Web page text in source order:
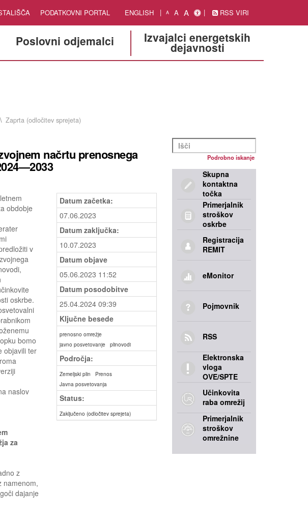
PODATKOVNI PORTAL ENGLISH A A A RSS VIRI
Poslovni odjemalci Izvajalci energetskih
dejavnosti
Zaprta (odločitev sprejeta)
načrtu prenosnega
obdobje
v
oskrbe.
bomo
objavili ter
naslov
za
z
namenom,
dajanje
Datum začetka:
07.06.2023
Datum zaključka:
10.07.2023
Datum objave
05.06.2023 11:52
Datum posodobitve
25.04.2024 09:39
Ključne besede
prenosno omrežje
javno posvetovanje
plinovodi
Področja:
Zemeljski plin
Prenos
Javna posvetovanja
Status:
Zaključeno (odločitev sprejeta)
Podrobno iskanje
Skupna
kontaktna
točka
Primerjalnik
stroškov
oskrbe
Registracija
REMIT
eMonitor
Pojmovnik
RSS
Elektronska
vloga
OVE/SPTE
Učinkovita
raba omrežij
Primerjalnik
stroškov
omrežnine